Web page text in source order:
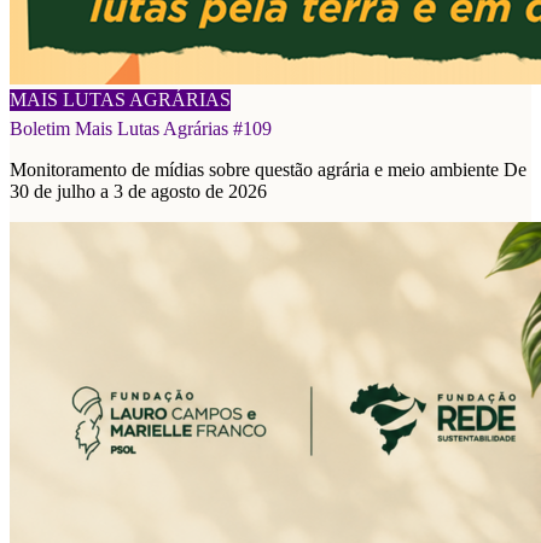
MAIS LUTAS AGRÁRIAS
08/08/2026
Boletim Mais Lutas Agrárias #109
Monitoramento de mídias sobre questão agrária e meio ambiente De
30 de julho a 3 de agosto de 2026